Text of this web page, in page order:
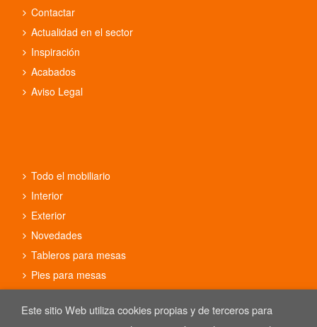
Contactar
Actualidad en el sector
Inspiración
Acabados
Aviso Legal
Todo el mobiliario
Interior
Exterior
Novedades
Tableros para mesas
Pies para mesas
Este sitio Web utiliza cookies propias y de terceros para